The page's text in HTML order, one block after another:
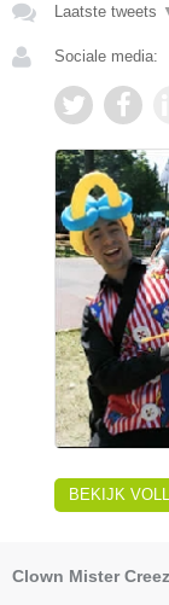
Laatste tweets
Sociale media:
BEKIJK
Clown Mister